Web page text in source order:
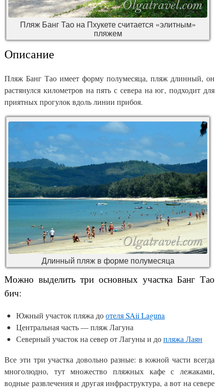
Пляж Банг Тао на Пхукете считается «элитным»
пляжем
Описание
Пляж Банг Тао имеет форму полумесяца, пляж длинный, он
растянулся километров на пять с севера на юг, подходит для
приятных прогулок вдоль линии прибоя.
Длинный пляж в форме полумесяца
Можно выделить три основных участка Банг Тао
бич:
Южный участок пляжа доотеля SAii Laguna
Центральная часть — пляж Лагуна
Северный участок на север от Лагуны и допляжа Лаян
Все эти три участка довольно разные: в южной части всегда
многолюдно, тут множество пляжных кафе с лежаками,
водные развлечения и другая инфраструктура, а вот на севере